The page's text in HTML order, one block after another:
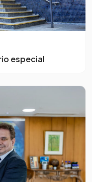
especial